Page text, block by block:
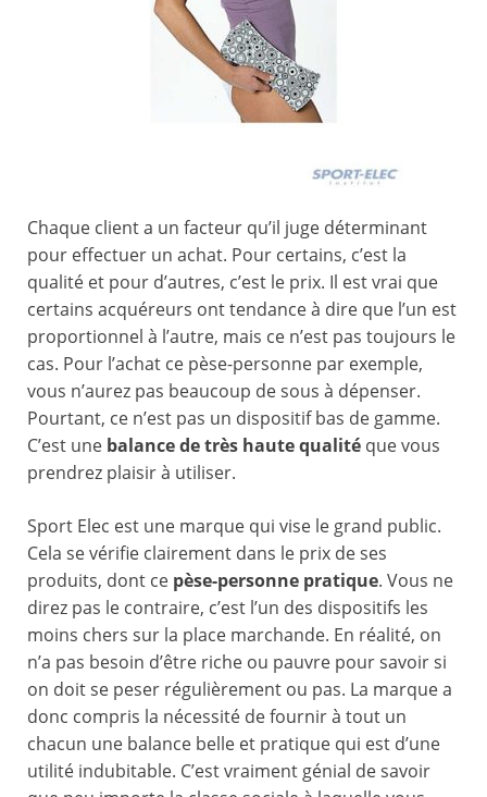
Chaque client a un facteur qu’il juge déterminant
pour effectuer un achat. Pour certains, c’est la
qualité et pour d’autres, c’est le prix. Il est vrai que
certains acquéreurs ont tendance à dire que l’un est
proportionnel à l’autre, mais ce n’est pas toujours le
cas. Pour l’achat ce pèse-personne par exemple,
vous n’aurez pas beaucoup de sous à dépenser.
Pourtant, ce n’est pas un dispositif bas de gamme.
C’est une balance de très haute qualité que vous
prendrez plaisir à utiliser.
Sport Elec est une marque qui vise le grand public.
Cela se vérifie clairement dans le prix de ses
produits, dont ce pèse-personne pratique. Vous ne
direz pas le contraire, c’est l’un des dispositifs les
moins chers sur la place marchande. En réalité, on
n’a pas besoin d’être riche ou pauvre pour savoir si
on doit se peser régulièrement ou pas. La marque a
donc compris la nécessité de fournir à tout un
chacun une balance belle et pratique qui est d’une
utilité indubitable. C’est vraiment génial de savoir